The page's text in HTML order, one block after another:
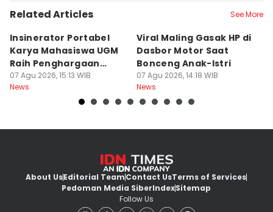
Related Articles See More
Insinerator Portabel
Karya Mahasiswa UGM
Raih Penghargaan
Internasional
07 Agu 2026, 15:13 WIB
News
Viral Maling Gasak HP di
Dasbor Motor Saat
Bonceng Anak-Istri
07 Agu 2026, 14:18 WIB
News
About UsEditorial TeamContact UsTerms of Services
Pedoman Media SiberIndexSitemap
Follow Us